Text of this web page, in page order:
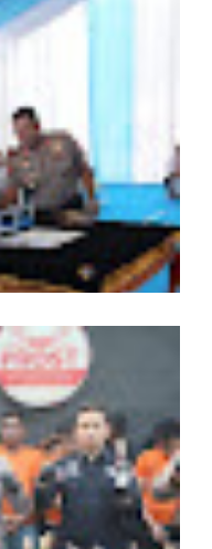
KUHP dan
Sumut Resmi